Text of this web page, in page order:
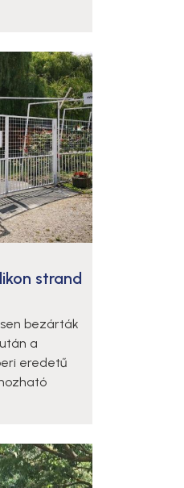
strand
bezárták
a
eredetű